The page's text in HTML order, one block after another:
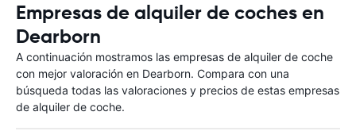
Empresas de alquiler de coches en
Dearborn
A continuación mostramos las empresas de alquiler de coche
con mejor valoración en Dearborn. Compara con una
búsqueda todas las valoraciones y precios de estas empresas
de alquiler de coche.